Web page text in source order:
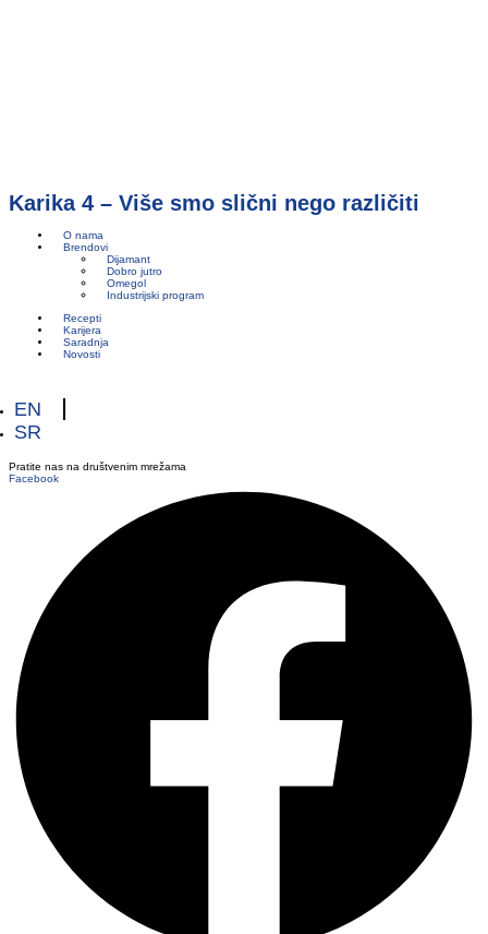
Karika 4 – Više smo slični nego različiti
O nama
Brendovi
Dijamant
Dobro jutro
Omegol
Industrijski program
Recepti
Karijera
Saradnja
Novosti
EN
SR
Pratite nas na društvenim mrežama
Facebook